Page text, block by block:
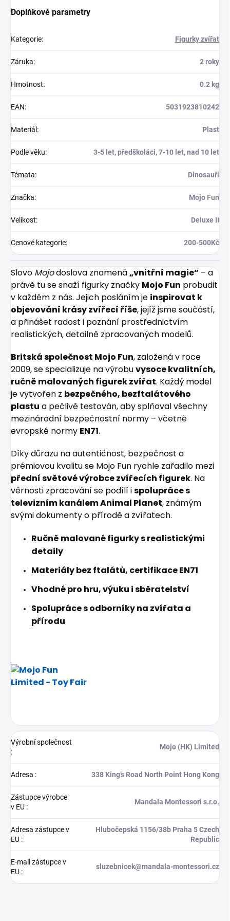
Doplňkové parametry
Kategorie: Figurky zvířat
Záruka: 2 roky
Hmotnost: 0.2 kg
EAN: 5031923810242
Materiál : Plast
Podle věku: 3-5 let, předškoláci, 7-10 let, nad 10 let
Témata: Dinosauři
Značka: Mojo Fun
Velikost: Deluxe II
Cenové kategorie: 200-500Kč
Slovo Mojodoslova znamená„vnitřní magie“ – a
právě tu se snaží figurky značky Mojo Fun probudit
v každém z nás. Jejich posláním je inspirovat k
objevování krásy zvířecí říše, jejíž jsme součástí,
a přinášet radost i poznání prostřednictvím
realistických, detailně zpracovaných modelů.
Britská společnost Mojo Fun, založená v roce
2009, se specializuje na výrobuvysoce kvalitních,
ručně malovaných figurek zvířat. Každý model
je vytvořen z bezpečného, bezftalátového
plastu a pečlivě testován, aby splňoval všechny
mezinárodní bezpečnostní normy – včetně
evropské normy EN71.
Díky důrazu na autentičnost, bezpečnost a
prémiovou kvalitu se Mojo Fun rychle zařadilo mezi
přední světové výrobce zvířecích figurek. Na
věrnosti zpracování se podílí ispolupráce s
televizním kanálem Animal Planet, známým
svými dokumenty o přírodě a zvířatech.
Ručně malované figurky s realistickými
detaily
Materiály bez ftalátů, certifikace EN71
Vhodné pro hru, výuku i sběratelství
Spolupráce s odborníky na zvířata a
přírodu
Výrobní společnost
:
Mojo (HK) Limited
Adresa : 338 King’s Road North Point Hong Kong
Zástupce výrobce
v EU :
Mandala Montessori s.r.o.
Adresa zástupce v
EU :
Hlubočepská 1156/38b Praha 5 Czech
Republic
E-mail zástupce v
EU :
sluzebnicek@mandala-montessori.cz